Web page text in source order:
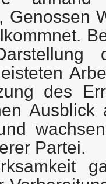
Genossen
des
Partei.